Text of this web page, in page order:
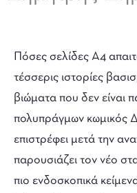
Πόσες σελίδες Α4
τέσσερις ιστορίες
βιώματα που δεν είναι
πολυπράγμων κωμικός
επιστρέφει μετά την
παρουσιάζει τον νέο
πιο ενδοσκοπικά